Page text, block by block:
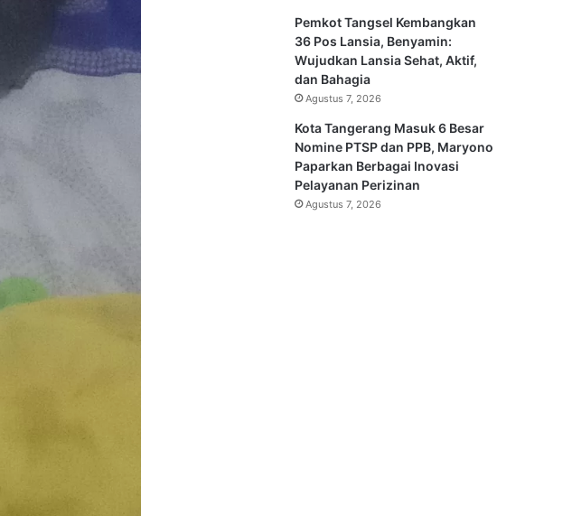
Pemkot Tangsel Kembangkan
36 Pos Lansia, Benyamin:
Wujudkan Lansia Sehat, Aktif,
dan Bahagia
Agustus 7, 2026
Kota Tangerang Masuk 6 Besar
Nomine PTSP dan PPB, Maryono
Paparkan Berbagai Inovasi
Pelayanan Perizinan
Agustus 7, 2026